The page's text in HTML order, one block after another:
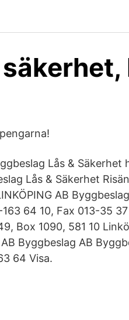
Lås & Säkerhet
Lås & Säkerhet
AB
64 10, Fax 013-35
Box 1090, 581 10
Byggbeslag AB
64 Visa.